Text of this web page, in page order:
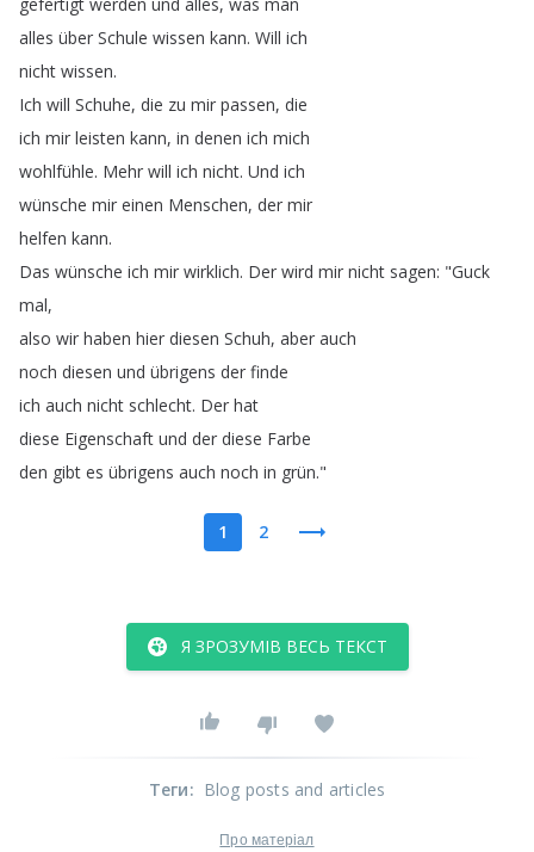
alles über Schule wissen kann. Will ich
nicht wissen.
Ich will Schuhe, die zu mir passen, die
ich mir leisten kann, in denen ich mich
wohlfühle. Mehr will ich nicht. Und ich
wünsche mir einen Menschen, der mir
helfen kann.
Das wünsche ich mir wirklich. Der wird mir nicht sagen: "Guck
mal,
also wir haben hier diesen Schuh, aber auch
noch diesen und übrigens der finde
ich auch nicht schlecht. Der hat
diese Eigenschaft und der diese Farbe
den gibt es übrigens auch noch in grün."
1 2
Я ЗРОЗУМІВ ВЕСЬ ТЕКСТ
Теги: Blog posts and articles
Про матеріал